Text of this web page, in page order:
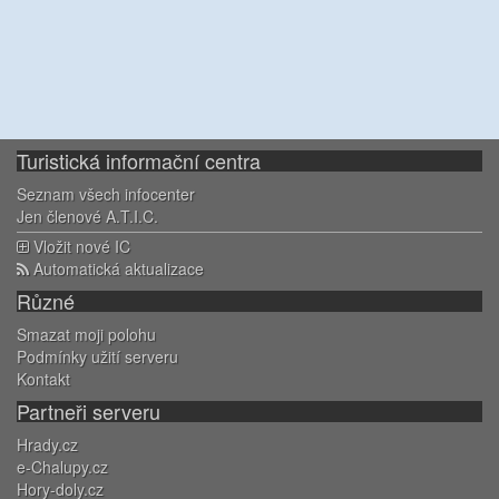
Turistická informační centra
Seznam všech infocenter
Jen členové A.T.I.C.
Vložit nové IC
Automatická aktualizace
Různé
Smazat moji polohu
Podmínky užití serveru
Kontakt
Partneři serveru
Hrady.cz
e-Chalupy.cz
Hory-doly.cz